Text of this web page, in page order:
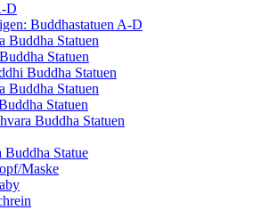
D
Buddhastatuen A-D
Buddha Statuen
Statuen
Buddha Statuen
Buddha Statuen
Statuen
Buddha Statuen
Buddha Statue
Maske